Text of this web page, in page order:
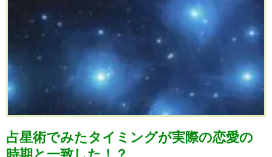
占星術でみたタイミングが実際の恋愛の